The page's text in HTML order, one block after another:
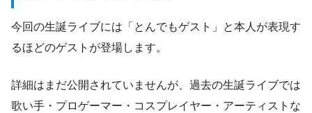
今回の生誕ライブには「とんでもゲスト」と本人が表現す
るほどのゲストが登場します。
詳細はまだ公開されていませんが、過去の生誕ライブでは
歌い手・プロゲーマー・コスプレイヤー・アーティストな